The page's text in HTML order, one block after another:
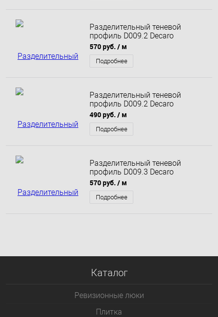
Разделительный теневой
профиль D009.2 Decaro
Engineering анодированный
латунный
570 руб. / м
Подробнее
Разделительный теневой
профиль D009.2 Decaro
Engineering анодированный
черный
490 руб. / м
Подробнее
Разделительный теневой
профиль D009.3 Decaro
Engineering анодированный
титановый
570 руб. / м
Подробнее
Каталог
Ревизионные люки
Плитка